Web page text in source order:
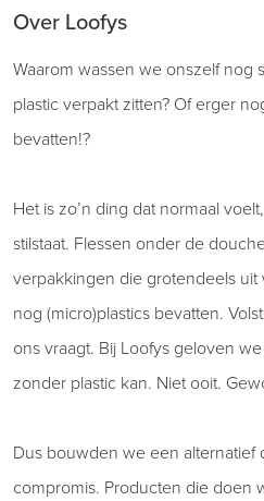
Over Loofys
Waarom wassen we onszelf nog
plastic verpakt zitten? Of erger
bevatten!?
Het is zo’n ding dat normaal
stilstaat. Flessen onder de
verpakkingen die grotendeels
nog (micro)plastics bevatten.
ons vraagt. Bij Loofys geloven
zonder plastic kan. Niet ooit.
Dus bouwden we een alternatief
compromis. Producten die doen